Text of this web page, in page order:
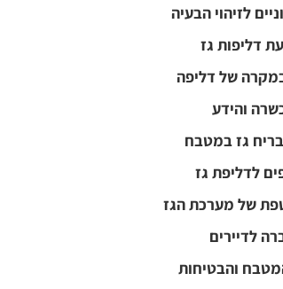
לזיהוי הבעיה
דליפות גז
של דליפה
והידע
בריח גז במטבח
לדליפת גז
של מערכת הגז
לדיירים
והבטיחות